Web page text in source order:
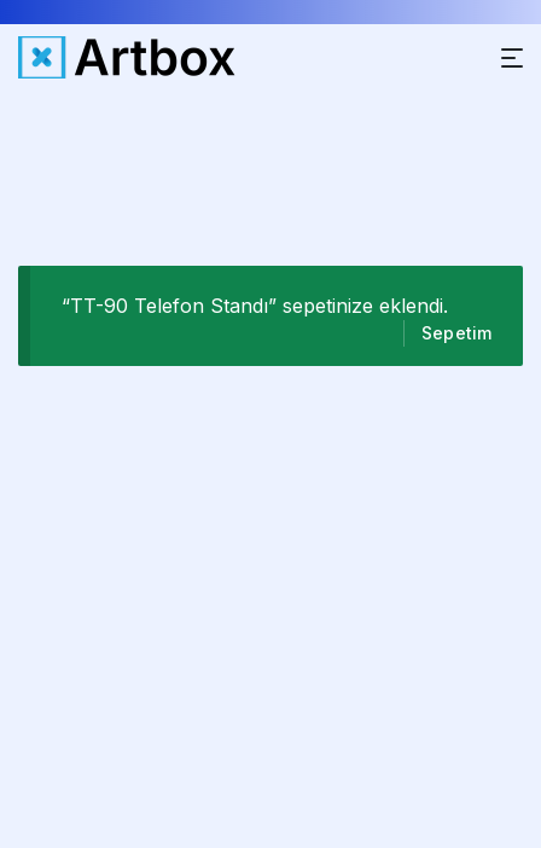
“TT-90 Telefon Standı” sepetinize eklendi.
Sepetim